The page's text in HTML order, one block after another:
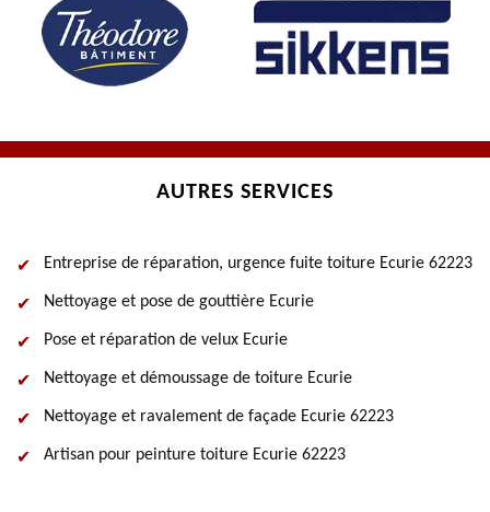
AUTRES SERVICES
Entreprise de réparation, urgence fuite toiture Ecurie 62223
Nettoyage et pose de gouttière Ecurie
Pose et réparation de velux Ecurie
Nettoyage et démoussage de toiture Ecurie
Nettoyage et ravalement de façade Ecurie 62223
Artisan pour peinture toiture Ecurie 62223